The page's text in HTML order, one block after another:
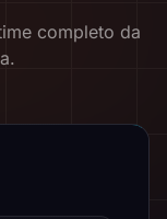
completo da